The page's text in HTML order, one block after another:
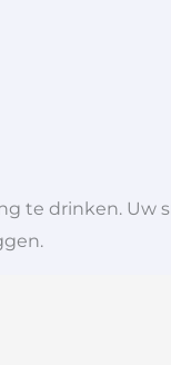
te drinken. Uw